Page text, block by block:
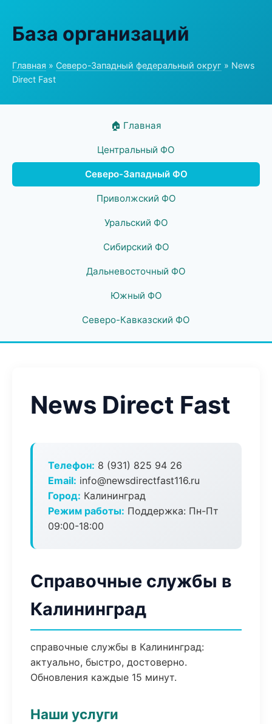
База организаций
Главная » Северо-Западный федеральный округ » News
Direct Fast
🏠 Главная
Центральный ФО
Северо-Западный ФО
Приволжский ФО
Уральский ФО
Сибирский ФО
Дальневосточный ФО
Южный ФО
Северо-Кавказский ФО
News Direct Fast
Телефон: 8 (931) 825 94 26
Email: info@newsdirectfast116.ru
Город: Калининград
Режим работы: Поддержка: Пн-Пт
09:00-18:00
Справочные службы в
Калининград
справочные службы в Калининград:
актуально, быстро, достоверно.
Обновления каждые 15 минут.
Наши услуги